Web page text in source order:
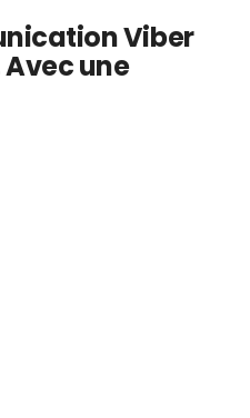
Viber
une